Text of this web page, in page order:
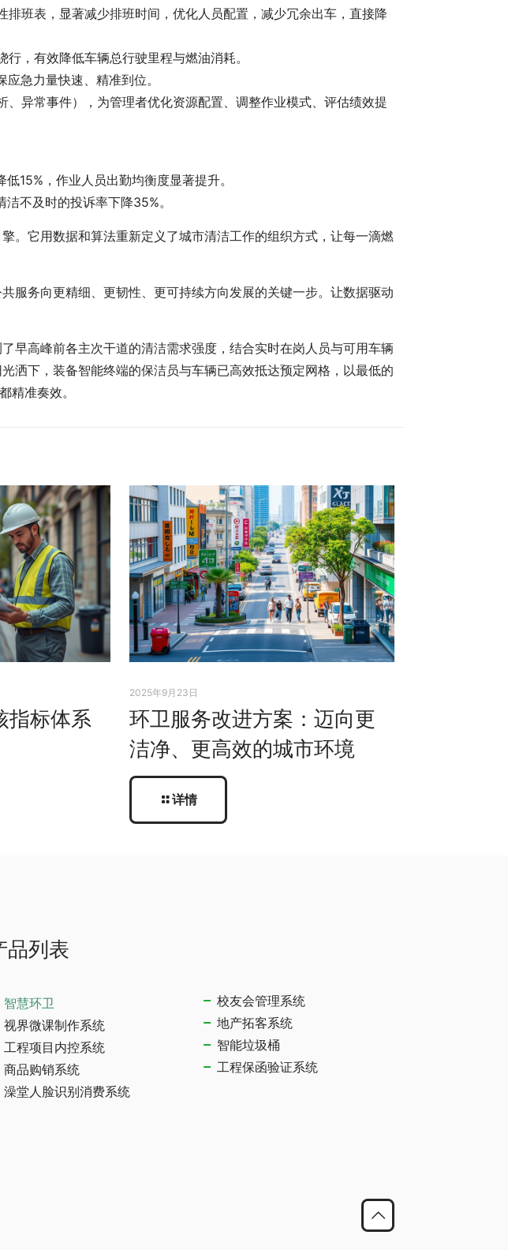
班表，显著减少排班时间，优化人员配置，减少冗余出车，直接降
，有效降低车辆总行驶里程与燃油消耗。
急力量快速、精准到位。
异常事件），为管理者优化资源配置、调整作业模式、评估绩效提
15%，作业人员出勤均衡度显著提升。
不及时的投诉率下降35%。
。它用数据和算法重新定义了城市清洁工作的组织方式，让每一滴燃
服务向更精细、更韧性、更可持续方向发展的关键一步。让数据驱动
高峰前各主次干道的清洁需求强度，结合实时在岗人员与可用车辆
洒下，装备智能终端的保洁员与车辆已高效抵达预定网格，以最低的
精准奏效。
指标体系
2025年9月23日
环卫服务改进方案：迈向更
洁净、更高效的城市环境
详情
品列表
智慧环卫
视界微课制作系统
工程项目内控系统
商品购销系统
澡堂人脸识别消费系统
校友会管理系统
地产拓客系统
智能垃圾桶
工程保函验证系统